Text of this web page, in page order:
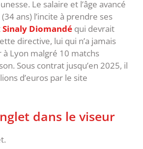
Le salaire et l’âge avancé
(34 ans) l’incite à prendre ses
Sinaly Diomandé qui devrait
directive, lui qui n’a jamais
à Lyon malgré 10 matchs
Sous contrat jusqu’en 2025, il
d’euros par le site
dans le viseur